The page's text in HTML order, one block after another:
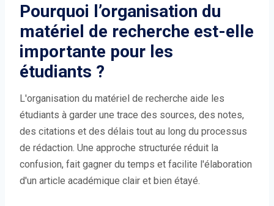
Pourquoi l’organisation du
matériel de recherche est-elle
importante pour les
étudiants ?
L'organisation du matériel de recherche aide les
étudiants à garder une trace des sources, des notes,
des citations et des délais tout au long du processus
de rédaction. Une approche structurée réduit la
confusion, fait gagner du temps et facilite l'élaboration
d'un article académique clair et bien étayé.